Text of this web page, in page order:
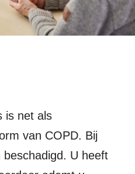
is net als
van COPD. Bij
beschadigd. U heeft